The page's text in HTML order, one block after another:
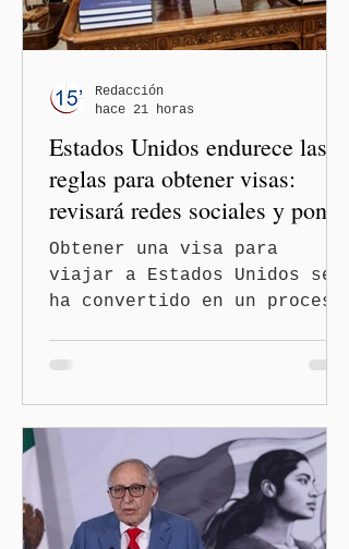
orientaciones políticas de
los gobiernos, llegan por
— es importante que México
tenga relaciones
diplomáticas con el mu
Estados Unidos endurece las
reglas para obtener visas:
revisará redes sociales y pone
freno al Turismo de
Nacimiento
Obtener una visa para
viajar a Estados Unidos se
ha convertido en un proceso
Estado amplió la revisión
de la presencia digital de
los solicitantes, mientras
Washington busca cerrar el
paso al llamado “turismo de
nacimiento” y reforzar los
Redacción
hace 21 horas